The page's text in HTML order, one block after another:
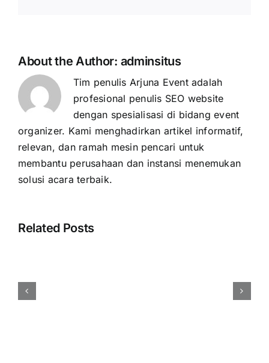
About the Author: adminsitus
Tim penulis Arjuna Event adalah
profesional penulis SEO website
dengan spesialisasi di bidang event
organizer. Kami menghadirkan artikel informatif,
relevan, dan ramah mesin pencari untuk
membantu perusahaan dan instansi menemukan
solusi acara terbaik.
Related Posts